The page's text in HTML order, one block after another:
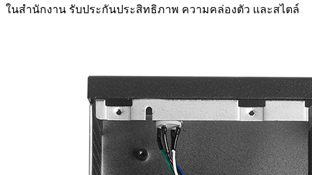
ในสำนักงาน รับประกันประสิทธิภาพ ความคล่องตัว และสไตล์